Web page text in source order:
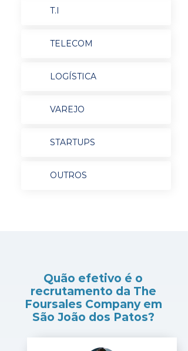
T.I
TELECOM
LOGÍSTICA
VAREJO
STARTUPS
OUTROS
Quão efetivo é o
recrutamento da The
Foursales Company em
São João dos Patos?